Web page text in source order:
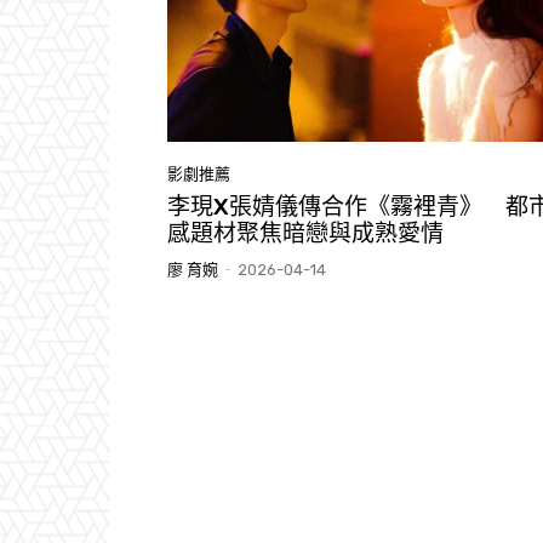
影劇推薦
李現X張婧儀傳合作《霧裡青》 都
感題材聚焦暗戀與成熟愛情
廖 育婉 - 2026-04-14